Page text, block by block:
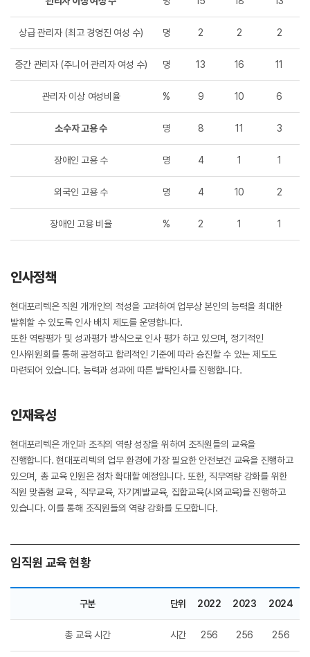
상급 관리자 (최고 경영진 여성 수) 명 2 2 2
중간 관리자 (주니어 관리자 여성 수) 명 13 16 11
관리자 이상 여성비율 % 9 10 6
소수자 고용 수 명 8 11 3
장애인 고용 수 명 4 1 1
외국인 고용 수 명 4 10 2
장애인 고용 비율 % 2 1 1
인사정책
현대포리텍은 직원 개개인의 적성을 고려하여 업무상 본인의 능력을 최대한
발휘할 수 있도록 인사 배치 제도를 운영합니다.
또한 역량평가 및 성과평가 방식으로 인사 평가 하고 있으며, 정기적인
인사위원회를 통해 공정하고 합리적인 기준에 따라 승진할 수 있는 제도도
마련되어 있습니다. 능력과 성과에 따른 발탁인사를 진행합니다.
인재육성
현대포리텍은 개인과 조직의 역량 성장을 위하여 조직원들의 교육을
진행합니다. 현대포리텍의 업무 환경에 가장 필요한 안전보건 교육을 진행하고
있으며, 총 교육 인원은 점차 확대할 예정입니다. 또한, 직무역량 강화를 위한
직원 맞춤형 교육 , 직무교육, 자기계발교육, 집합교육(시외교육)을 진행하고
있습니다. 이를 통해 조직원들의 역량 강화를 도모합니다.
임직원 교육 현황
구분 단위 2022 2023 2024
총 교육 시간 시간 256 256 256